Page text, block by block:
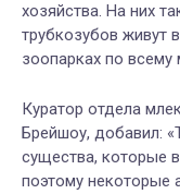
хозяйства. На них
трубкозубов живут
зоопарках по всему
Куратор отдела
Брейшоу, добавил:
существа, которые
поэтому некоторые